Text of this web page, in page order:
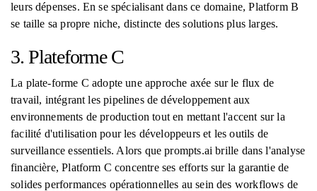
leurs dépenses. En se spécialisant dans ce domaine, Platform B
se taille sa propre niche, distincte des solutions plus larges.
3. Plateforme C
La plate-forme C adopte une approche axée sur le flux de
travail, intégrant les pipelines de développement aux
environnements de production tout en mettant l'accent sur la
facilité d'utilisation pour les développeurs et les outils de
surveillance essentiels. Alors que prompts.ai brille dans l'analyse
financière, Platform C concentre ses efforts sur la garantie de
solides performances opérationnelles au sein des workflows de